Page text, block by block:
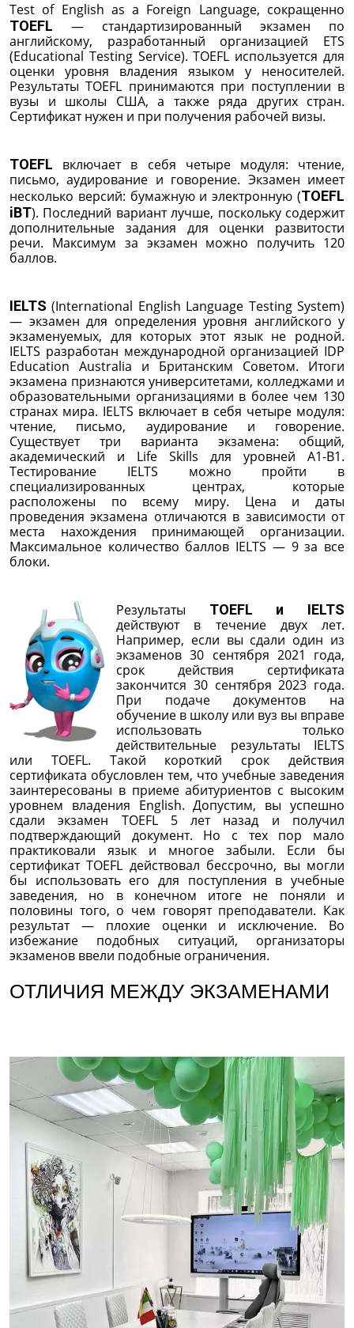
Test of English as a Foreign Language, сокращенно
TOEFL — стандартизированный экзамен по
английскому, разработанный организацией ETS
(Educational Testing Service). TOEFL используется для
оценки уровня владения языком у неносителей.
Результаты TOEFL принимаются при поступлении в
вузы и школы США, а также ряда других стран.
Сертификат нужен и при получения рабочей визы.
TOEFL включает в себя четыре модуля: чтение,
письмо, аудирование и говорение. Экзамен имеет
несколько версий: бумажную и электронную (TOEFL
iBT). Последний вариант лучше, поскольку содержит
дополнительные задания для оценки развитости
речи. Максимум за экзамен можно получить 120
баллов.
IELTS (International English Language Testing System)
— экзамен для определения уровня английского у
экзаменуемых, для которых этот язык не родной.
IELTS разработан международной организацией IDP
Education Australia и Британским Советом. Итоги
экзамена признаются университетами, колледжами и
образовательными организациями в более чем 130
странах мира. IELTS включает в себя четыре модуля:
чтение, письмо, аудирование и говорение.
Существует три варианта экзамена: общий,
академический и Life Skills для уровней А1-В1.
Тестирование IELTS можно пройти в
специализированных центрах, которые
расположены по всему миру. Цена и даты
проведения экзамена отличаются в зависимости от
места нахождения принимающей организации.
Максимальное количество баллов IELTS — 9 за все
блоки.
Результаты TOEFL и IELTS
действуют в течение двух лет.
Например, если вы сдали один из
экзаменов 30 сентября 2021 года,
срок действия сертификата
закончится 30 сентября 2023 года.
При подаче документов на
обучение в школу или вуз вы вправе
использовать только
действительные результаты IELTS
или TOEFL. Такой короткий срок действия
сертификата обусловлен тем, что учебные заведения
заинтересованы в приеме абитуриентов с высоким
уровнем владения English. Допустим, вы успешно
сдали экзамен TOEFL 5 лет назад и получил
подтверждающий документ. Но с тех пор мало
практиковали язык и многое забыли. Если бы
сертификат TOEFL действовал бессрочно, вы могли
бы использовать его для поступления в учебные
заведения, но в конечном итоге не поняли и
половины того, о чем говорят преподаватели. Как
результат — плохие оценки и исключение. Во
избежание подобных ситуаций, организаторы
экзаменов ввели подобные ограничения.
ОТЛИЧИЯ МЕЖДУ ЭКЗАМЕНАМИ